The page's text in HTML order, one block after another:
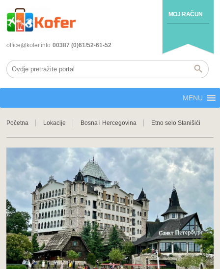
MOJ RAČUN
office@kofer.info 00387 (0)61/52-61-52
MENU
Početna Lokacije Bosna i Hercegovina Etno selo Stanišići